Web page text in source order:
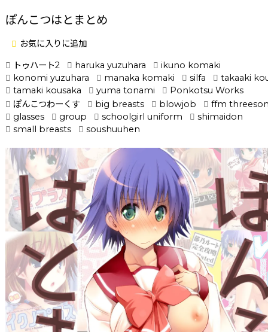
ぽんこつはとまとめ
お気に入りに追加
トゥハート2
haruka yuzuhara
ikuno komaki
konomi yuzuhara
manaka komaki silfa
takaaki
tamaki kousaka
yuma tonami
Ponkotsu Works
ぽんこつわーくす
big breasts blowjob
ffm
glasses
group schoolgirl uniform
shimaidon
small breasts
soushuuhen